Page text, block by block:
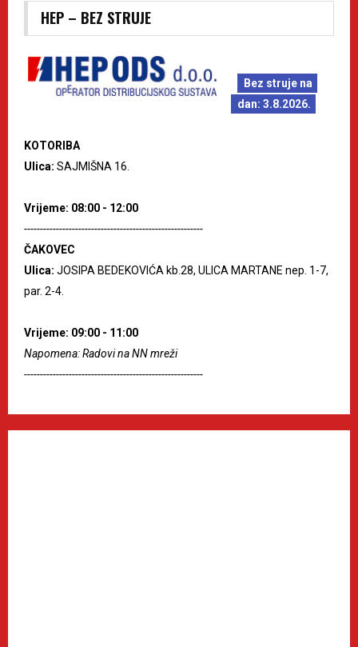
HEP – BEZ STRUJE
Bez struje na
dan: 3.8.2026.
KOTORIBA
Ulica: SAJMIŠNA 16.
Vrijeme: 08:00 - 12:00
--------------------------------------------------------
ČAKOVEC
Ulica: JOSIPA BEDEKOVIĆA kb.28, ULICA MARTANE nep. 1-7,
par. 2-4.
Vrijeme: 09:00 - 11:00
Napomena: Radovi na NN mreži
--------------------------------------------------------